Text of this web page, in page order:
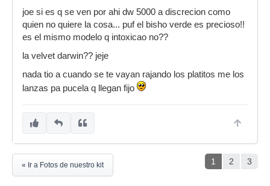
joe si es q se ven por ahi dw 5000 a discrecion como
quien no quiere la cosa... puf el bisho verde es precioso!!
es el mismo modelo q intoxicao no??
la velvet darwin?? jeje
nada tio a cuando se te vayan rajando los platitos me los
lanzas pa pucela q llegan fijo
1 2 3
« Ir a Fotos de nuestro kit